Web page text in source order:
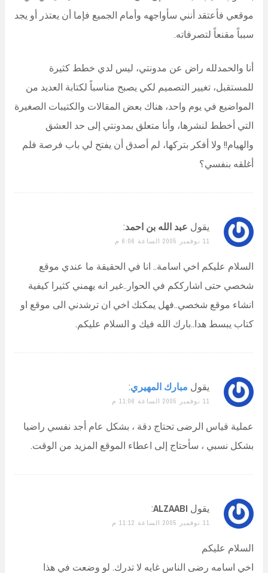
موقعي فأعتقد أنني سأواجهه وأمام الجميع فإما أن يعتذر أو يجد
سبباً مقنعاً لتصرفاته.
أنا والحمدلله راض عن مدونتي، ليس لدي خطط كثيرة
للمستقبل، تغيير التصميم لكي يصبح مناسباً لكتابة العديد من
المواضيع في يوم واحد، هناك بعض المقالات والكتيبات الصغيرة
التي أخطط لنشرها، وأنا متعلق بمدونتي إلى حد العشق
والهيام!! ولا أفكر بتركها، لم أصدق أن يفتح لي باب فرصة فلم
أغلقه بنفسي؟
يقول عبد الله بن احمد:
11 نوفمبر 2005 الساعة 6:06 م
السلام عليكم اخي اسامة.. انا في الحقيقة ما عندي موقع
شخصي حتى اشارككم في الحوار..غير انه يهمني كثيرا كيفية
انشاء موقع شخصي..فهل يمكنك اخي ان ترشدني الى موقع او
كتاب يبسط هدا..بارك الله فيك و السلام عليكم.
يقول مبارك المهيري:
11 نوفمبر 2005 الساعة 11:06 م
عملية قياس الرضى تحتاج دقة ، بشكل عام أجد نفسي راضيا
بشكل نسبي ، سأحتاج إلى اعطاء الموقع المزيد من الوقت.
يقول ALZAABI
:
11 نوفمبر 2005 الساعة 11:12 م
السلام عليكم
اخي اسامه رضى الناس غايه لا تدرك. لو وضعت في هذا